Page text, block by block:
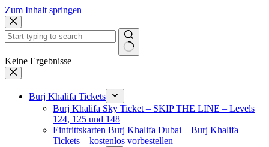
Zum Inhalt springen
Keine Ergebnisse
Burj Khalifa Tickets
Burj Khalifa Sky Ticket – SKIP THE LINE – Levels
124, 125 und 148
Eintrittskarten Burj Khalifa Dubai – Burj Khalifa
Tickets – kostenlos vorbestellen